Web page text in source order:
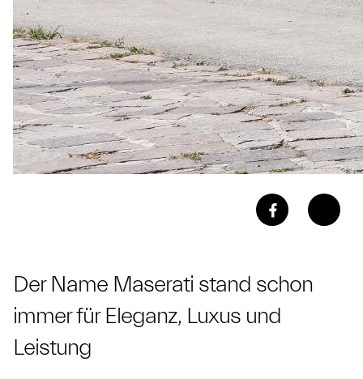
Der Name Maserati stand schon
immer für Eleganz, Luxus und
Leistung